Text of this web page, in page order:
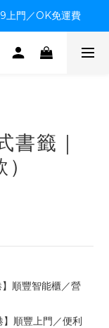
上門／OK免運費
上門／OK免運費
造成不便感謝諒解
書籤｜
順豐智能櫃／營
順豐上門／便利